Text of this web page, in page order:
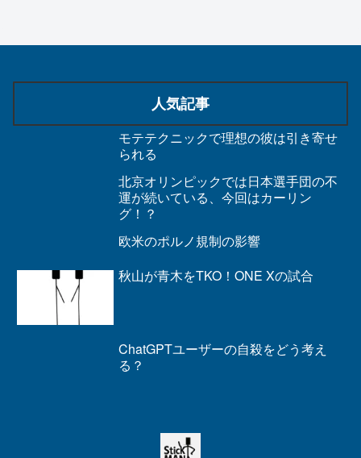
人気記事
モテテクニックで理想の彼は引き寄せ
られる
北京オリンピックでは日本選手団の不
運が続いている、今回はカーリン
グ！？
欧米のポルノ規制の影響
秋山が青木をTKO！ONE Xの試合
ChatGPTユーザーの自殺をどう考え
る？